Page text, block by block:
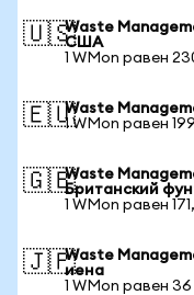
🇺🇸Waste
США
1 WMon равен
🇪🇺Waste
1 WMon равен
🇬🇧Waste
Британский
1 WMon равен
🇯🇵Waste
иена
1 WMon равен